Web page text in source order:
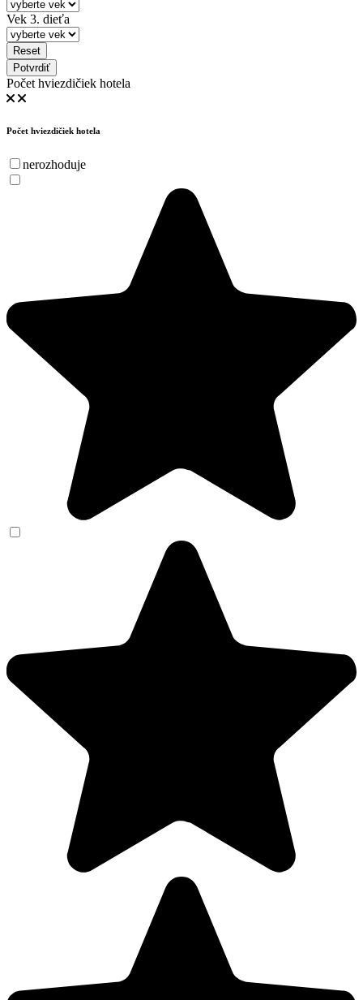
Vek 3. dieťa
Reset
Potvrdiť
Počet hviezdičiek hotela
Počet hviezdičiek hotela
nerozhoduje